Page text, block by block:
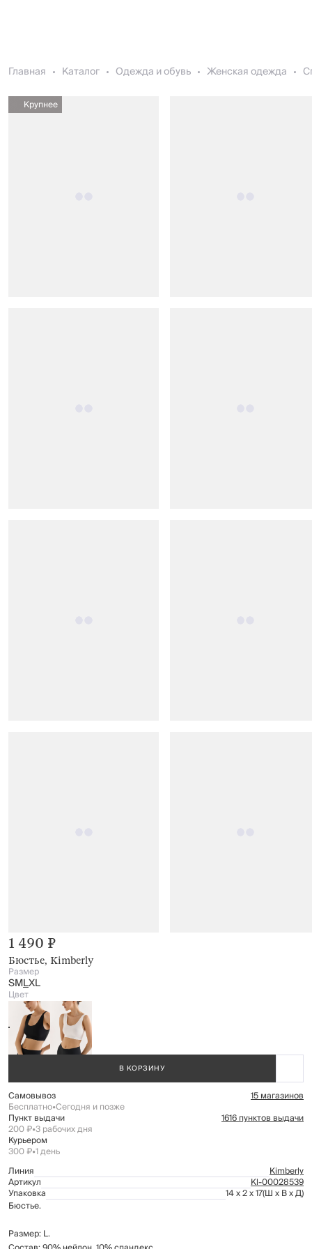
Главная Каталог Одежда и обувь Женская одежда
Крупнее
Бюстье, Kimberly
1 490 ₽
Размер
SMLXL
Цвет
В КОРЗИНУ
Самовывоз 15 магазинов
Бесплатно•Сегодня и позже
Пункт выдачи 1616 пунктов выдачи
200 ₽•3 рабочих дня
Курьером
300 ₽•1 день
Линия
Kimberly
Артикул Kl-00028539
Упаковка 14 x 2 x 17(Ш x В x Д)
Бюстье.
Размер: L.